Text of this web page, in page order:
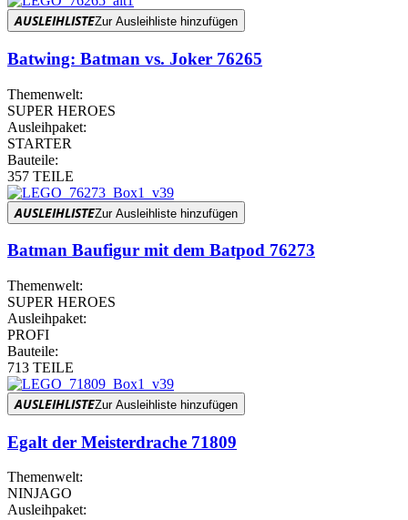
AUSLEIHLISTEZur Ausleihliste hinzufügen
Batwing: Batman vs. Joker 76265
Themenwelt:
SUPER HEROES
Ausleihpaket:
STARTER
Bauteile:
357 TEILE
AUSLEIHLISTEZur Ausleihliste hinzufügen
Batman Baufigur mit dem Batpod 76273
Themenwelt:
SUPER HEROES
Ausleihpaket:
PROFI
Bauteile:
713 TEILE
AUSLEIHLISTEZur Ausleihliste hinzufügen
Egalt der Meisterdrache 71809
Themenwelt:
NINJAGO
Ausleihpaket: